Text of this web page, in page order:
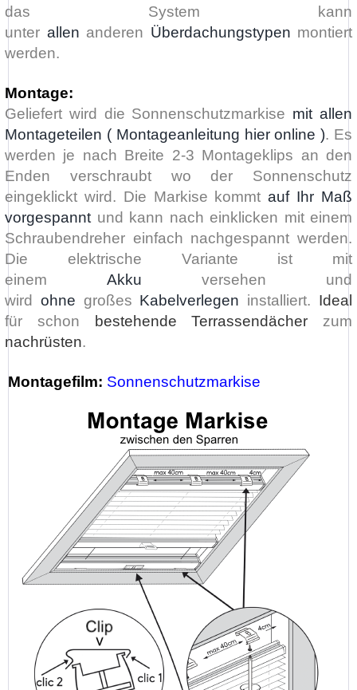
das System kann
unter allen anderen Überdachungstypen montiert
werden.
Montage:
Geliefert wird die Sonnenschutzmarkise mit allen
Montageteilen ( Montageanleitung hier online ). Es
werden je nach Breite 2-3 Montageklips an den
Enden verschraubt wo der Sonnenschutz
eingeklickt wird. Die Markise kommtauf Ihr Maß
vorgespannt und kann nach einklicken mit einem
Schraubendreher einfach nachgespannt werden.
Die elektrische Variante ist mit
einem Akku versehen und
wird ohne großes Kabelverlegen installiert. Ideal
für schon
bestehende Terrassendächer zum
nachrüsten.
Montagefilm: Sonnenschutzmarkise